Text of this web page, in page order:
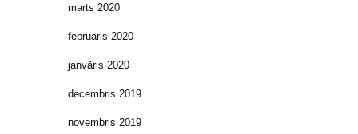
marts 2020
februāris 2020
janvāris 2020
decembris 2019
novembris 2019